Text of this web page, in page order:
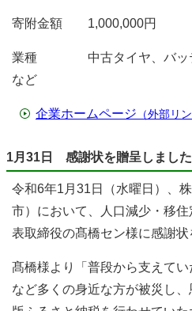
寄附金額 1,000,000円
業種 中古タイヤ、バッテ
など
企業ホームページ （外部リン
1月31日 感謝状を贈呈しました
令和6年1月31日（水曜日）、
市）において、人口減少・移
表取締役の髙橋セン様に感謝状
髙橋様より「普段から支えて
など多くの身近な方が被災し